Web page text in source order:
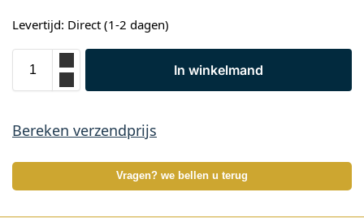
Levertijd: Direct (1-2 dagen)
In winkelmand
Bereken verzendprijs
Vragen? we bellen u terug